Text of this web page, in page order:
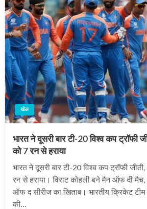
खेल
भारत ने दूसरी बार टी-20 विश्व कप ट्रॉफी
को 7 रन से हराया
भारत ने दूसरी बार टी-20 विश्व कप ट्रॉफी
रन से हराया। विराट कोहली बने मैन ऑफ दी मैच,
ऑफ द सीरीज का खिताब। भारतीय क्रिकेट
की…